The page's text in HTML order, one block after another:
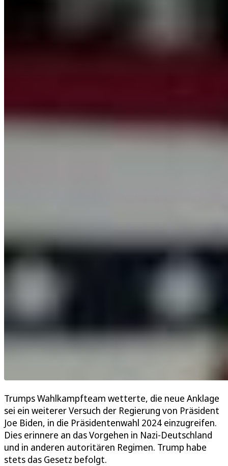
Trumps Wahlkampfteam wetterte, die neue Anklage
sei ein weiterer Versuch der Regierung von Präsident
Joe Biden, in die Präsidentenwahl 2024 einzugreifen.
Dies erinnere an das Vorgehen in Nazi-Deutschland
und in anderen autoritären Regimen. Trump habe
stets das Gesetz befolgt.